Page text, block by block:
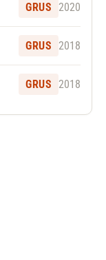
GRUS 2020
GRUS 2018
GRUS 2018